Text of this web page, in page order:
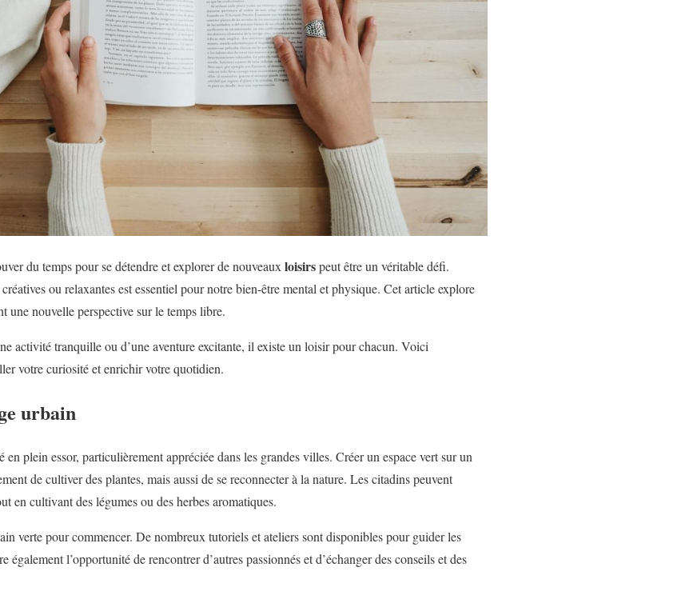
du temps pour se détendre et explorer de nouveauxloisirspeut être un véritable défi.
ou relaxantes est essentiel pour notre bien-être mental et physique. Cet article explore
une nouvelle perspective sur le temps libre.
activité tranquille ou d’une aventure excitante, il existe un loisir pour chacun. Voici
votre curiosité et enrichir votre quotidien.
urbain
plein essor, particulièrement appréciée dans les grandes villes. Créer un espace vert sur un
de cultiver des plantes, mais aussi de se reconnecter à la nature. Les citadins peuvent
en cultivant des légumes ou des herbes aromatiques.
verte pour commencer. De nombreux tutoriels et ateliers sont disponibles pour guider les
l’opportunité de rencontrer d’autres passionnés et d’échanger des conseils et des